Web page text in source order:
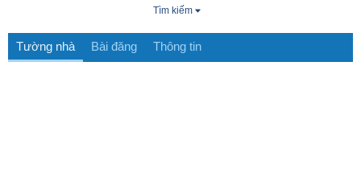
Tìm kiếm
Tường nhà Bài đăng Thông tin